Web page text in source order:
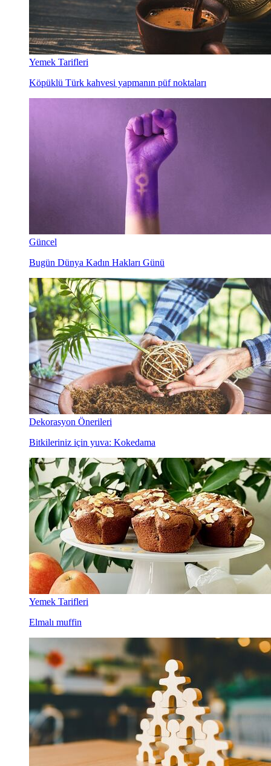
Yemek Tarifleri
Köpüklü Türk kahvesi yapmanın püf noktaları
Güncel
Bugün Dünya Kadın Hakları Günü
Dekorasyon Önerileri
Bitkileriniz için yuva: Kokedama
Yemek Tarifleri
Elmalı muffin